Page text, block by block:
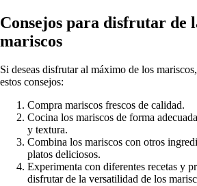
Consejos para disfrutar de
mariscos
Si deseas disfrutar al máximo de los
estos consejos:
Compra mariscos frescos de calidad.
Cocina los mariscos de forma
y textura.
Combina los mariscos con otros
platos deliciosos.
Experimenta con diferentes recetas y
disfrutar de la versatilidad de los